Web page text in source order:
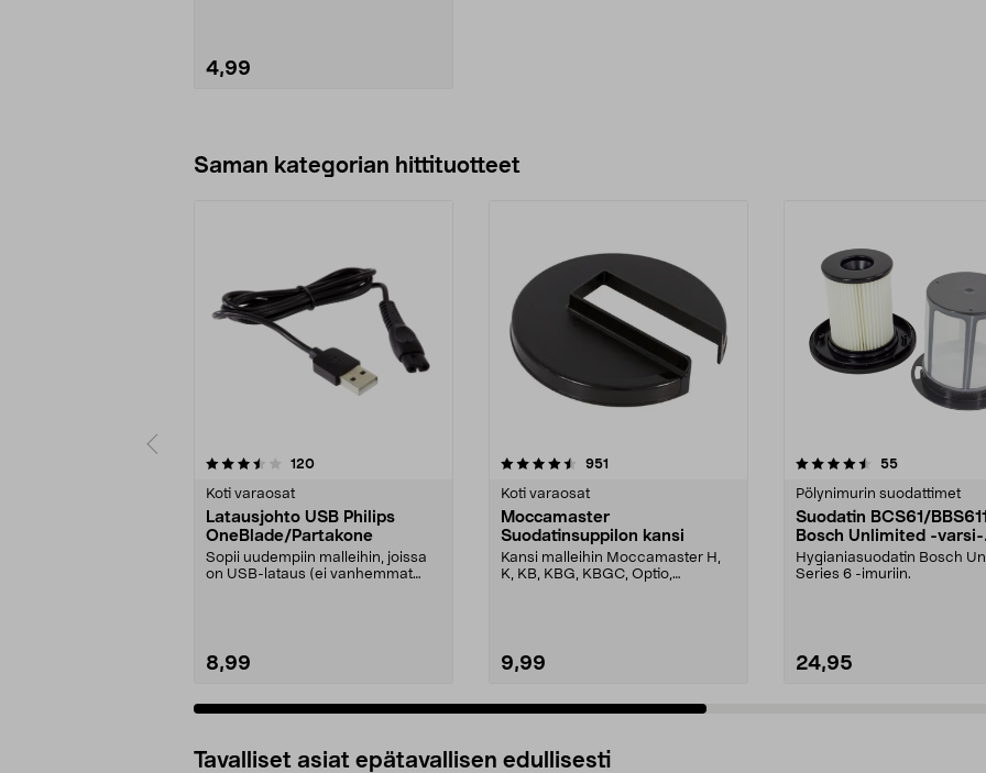
4,99
Saman kategorian hittituotteet
120arvostelut
Koti varaosat
Latausjohto USB Philips
OneBlade/Partakone
Sopii uudempiin malleihin, joissa
on USB-lataus (ei vanhemmat
8,99
4.5 viidestä
951
Koti varaosat
Moccamaster
Suodatinsuppilon kansi
Kansi malleihin Moccamaster H,
K, KB, KBG, KBGC, Optio,
9,99
4.5 viidestä
55arvostelut
Pölynimurin suodattimet
Suodatin BCS61/BBS611
Bosch Unlimited -varsi-
imuriin
Hygianiasuodatin Bosch
Series 6 -imuriin.
24,95
5.0 viidestä
Tavalliset asiat epätavallisen edullisesti